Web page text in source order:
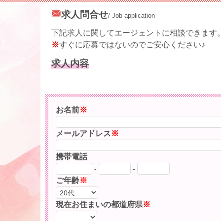
求人問合せ/ Job application
下記求人に関してエージェントに相談できます
※すぐに応募ではないのでご安心ください♪
求人内容
お名前※
メールアドレス※
携帯電話
- -
ご年齢※
現在お住まいの都道府県※